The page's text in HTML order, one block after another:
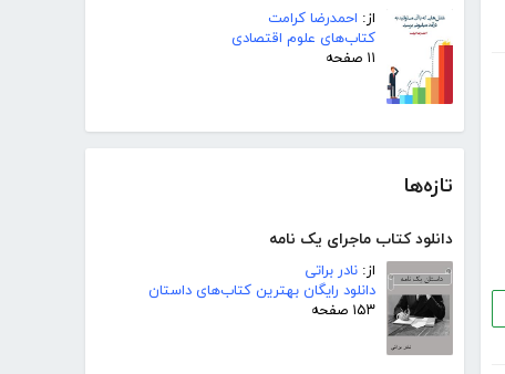
از: احمدرضا کرامت
کتاب‌های علوم اقتصادی
۱۱ صفحه
تازه‌ها
دانلود کتاب ماجرای یک نامه
از: نادر براتی
دانلود رایگان بهترین کتاب‌های داستان
۱۵۳ صفحه